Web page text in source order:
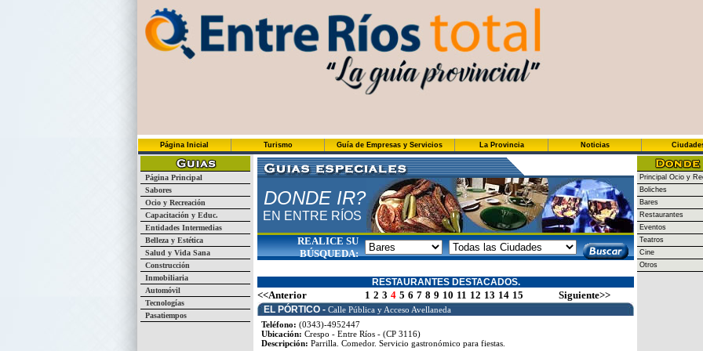
Página Inicial Turismo Guía de Empresas y Servicios La Provincia Noticias
Página Principal
Sabores
Ocio y Recreación
Capacitación y Educ.
Entidades Intermedias
Belleza y Estética
Salud y Vida Sana
Construcción
Inmobiliaria
Automóvil
Tecnologías
Pasatiempos
DONDE IR?
EN ENTRE RÍOS
REALICE SU
BÚSQUEDA:
RESTAURANTES DESTACADOS.
<<Anterior 1 2 3 4 5 6 7 8 9 10 11 12 13 14 15 Siguiente>>
EL PÓRTICO - Calle Pública y Acceso Avellaneda
Teléfono: (0343)-4952447
Ubicación: Crespo - Entre Ríos - (CP 3116)
Descripción: Parrilla. Comedor. Servicio gastronómico para fiestas.
Principal Ocio y
Boliches
Bares
Restaurantes
Eventos
Teatros
Cine
Otros